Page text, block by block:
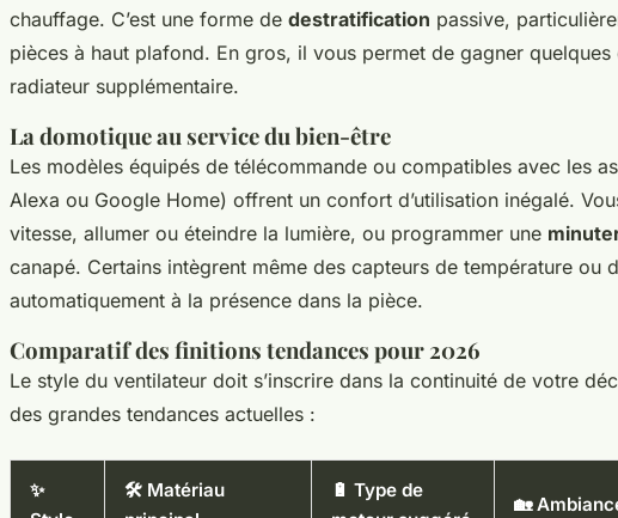
chauffage. C’est une forme de destratification passive,
pièces à haut plafond. En gros, il vous permet de gagner quelques
radiateur supplémentaire.
La domotique au service du bien-être
Les modèles équipés de télécommande ou compatibles avec les
Alexa ou Google Home) offrent un confort d’utilisation inégalé.
vitesse, allumer ou éteindre la lumière, ou programmer une
canapé. Certains intègrent même des capteurs de température ou
automatiquement à la présence dans la pièce.
Comparatif des finitions tendances pour 2026
Le style du ventilateur doit s’inscrire dans la continuité de votre
des grandes tendances actuelles :
✨
🛠️ Matériau
🔋 Type de
🏡